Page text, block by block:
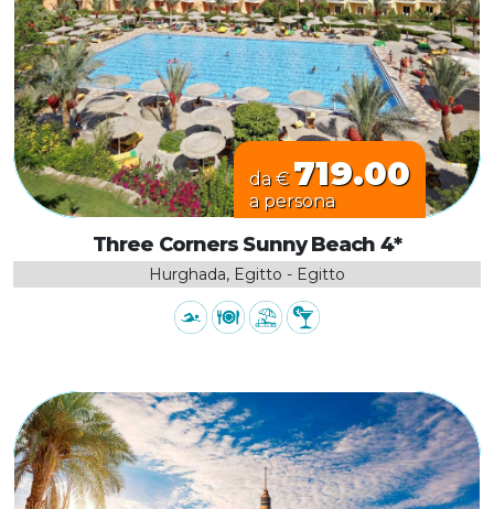
da € 719.00
a persona
Three Corners Sunny Beach 4*
Hurghada, Egitto - Egitto